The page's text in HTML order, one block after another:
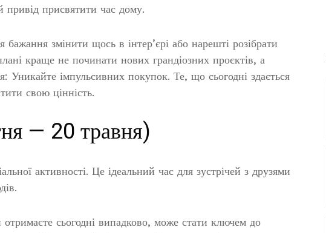
присвятити час дому.
бажання змінити щось в інтер’єрі або нарешті розібрати
краще не починати нових грандіозних проєктів, а
Уникайте імпульсивних покупок. Те, що сьогодні здається
свою цінність.
— 20 травня)
активності. Це ідеальний час для зустрічей з друзями
отримаєте сьогодні випадково, може стати ключем до